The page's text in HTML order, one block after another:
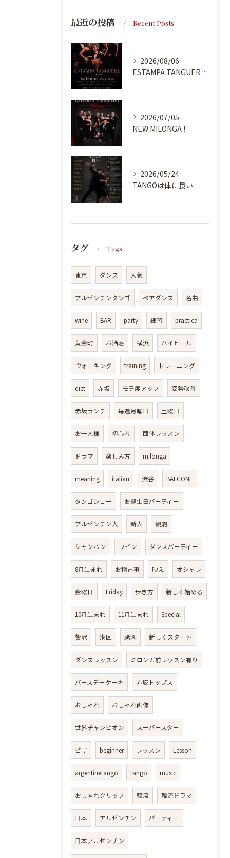
最近の投稿 Recent Posts
2026/08/06
ESTAMPA TANGUERA MILONGA
2026/07/05
NEW MILONGA !
2026/05/24
TANGOは体に良い
タグ Tags
東京 ダンス 人気
アルゼンチンタンゴ ペアダンス 名曲
wine BAR party 練習 practica
黄金町 お洒落 横浜 ハイヒール
ウォーキング training トレーニング
diet 赤坂 モテ度アップ 姿勢改善
赤坂ランチ 毎週月曜日 土曜日
お一人様 初心者 団体レッスン
ドラマ 楽しみ方 milonga
meaning italian 渋谷 BALCONE
タンゴショー お誕生日パーティー
アルゼンチン人 新人 観劇
シャンパン ワイン ダンスパーティー
8月生まれ お稽古事 映え オシャレ
金曜日 Friday 歩き方 新しく始める
10月生まれ 11月生まれ Special
贅沢 港区 祗園 新しくスタート
ダンスレッスン ミロンガ前レッスン有り
バースデーケーキ 赤坂トップス
おしゃれ おしゃれ画像
世界チャンピオン スーパースター
ピザ beginner レッスン Lesson
argentinetango tango music
おしゃれクリップ 韓流 韓流ドラマ
日本 アルゼンチン パーティー
日本アルゼンチン